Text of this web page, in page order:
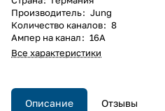
Производитель: Jung
Количество каналов: 8
Ампер на канал: 16А
Все характеристики
Описание Отзывы